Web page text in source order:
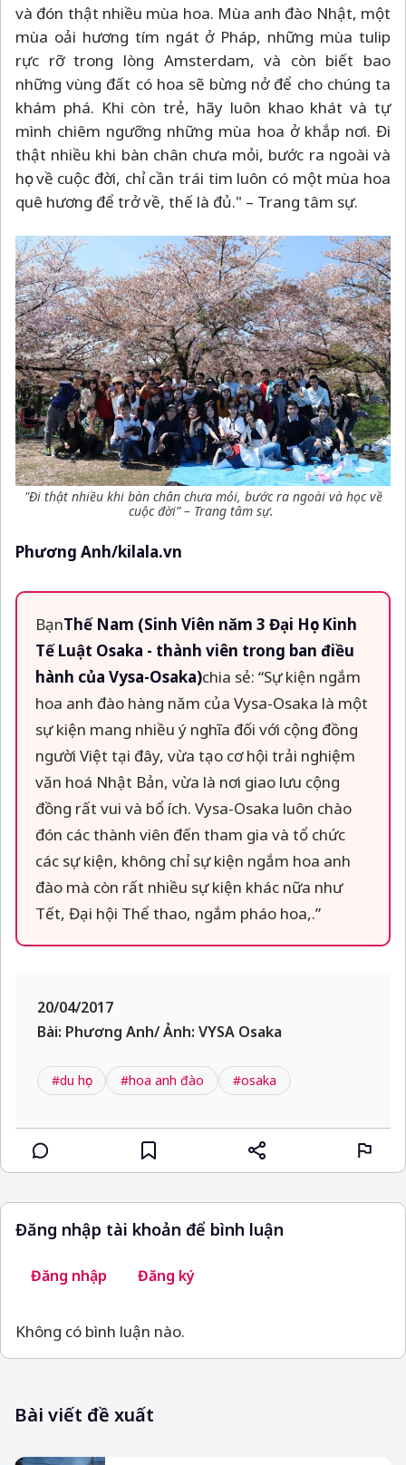
và đón thật nhiều mùa hoa. Mùa anh đào Nhật, một
mùa oải hương tím ngát ở Pháp, những mùa tulip
rực rỡ trong lòng Amsterdam, và còn biết bao
những vùng đất có hoa sẽ bừng nở để cho chúng ta
khám phá. Khi còn trẻ, hãy luôn khao khát và tự
mình chiêm ngưỡng những mùa hoa ở khắp nơi. Đi
thật nhiều khi bàn chân chưa mỏi, bước ra ngoài và
học về cuộc đời, chỉ cần trái tim luôn có một mùa hoa
quê hương để trở về, thế là đủ." – Trang tâm sự.
"Đi thật nhiều khi bàn chân chưa mỏi, bước ra ngoài và học về
cuộc đời”– Trang tâm sự.
Phương Anh/kilala.vn
BạnThế Nam (Sinh Viên năm 3 Đại Học Kinh
Tế Luật Osaka - thành viên trong ban điều
hành của Vysa-Osaka)chia sẻ: “Sự kiện ngắm
hoa anh đào hàng năm của Vysa-Osaka là một
sự kiện mang nhiều ý nghĩa đối với cộng đồng
người Việt tại đây, vừa tạo cơ hội trải nghiệm
văn hoá Nhật Bản, vừa là nơi giao lưu cộng
đồng rất vui và bổ ích. Vysa-Osaka luôn chào
đón các thành viên đến tham gia và tổ chức
các sự kiện, không chỉ sự kiện ngắm hoa anh
đào mà còn rất nhiều sự kiện khác nữa như
Tết, Đại hội Thể thao, ngắm pháo hoa,.”
20/04/2017
Bài: Phương Anh/ Ảnh: VYSA Osaka
#du học #hoa anh đào #osaka
Đăng nhập tài khoản để bình luận
Đăng nhập Đăng ký
Không có bình luận nào.
Bài viết đề xuất